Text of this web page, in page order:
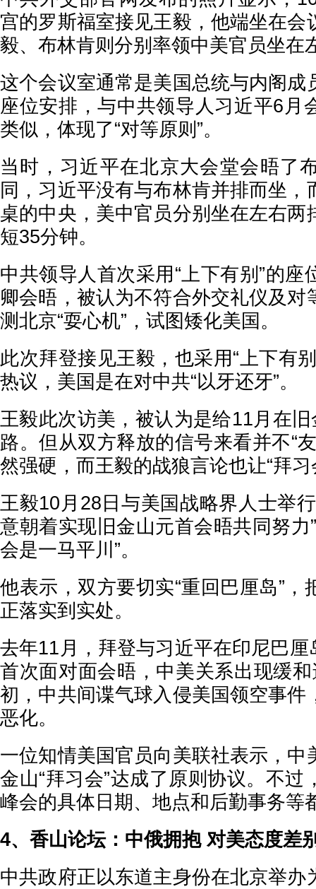
宫的罗斯福室接见王毅，他端坐在会
毅、布林肯则分别率领中美官员坐在
这个会议室通常是美国总统与内阁成
座位安排，与中共领导人习近平6月
类似，体现了“对等原则”。
当时，习近平在北京大会堂会晤了
同，习近平没有与布林肯并排而坐，
桌的中央，美中官员分别坐在左右两
短35分钟。
中共领导人首次采用“上下有别”的座
卿会晤，被认为不符合外交礼仪及对
测北京“耍心机”，试图矮化美国。
此次拜登接见王毅，也采用“上下有
热议，美国是在对中共“以牙还牙”。
王毅此次访美，被认为是给11月在旧
路。但从双方释放的信号来看并不“
然强硬，而王毅的战狼言论也让“拜习
王毅10月28日与美国战略界人士举
意朝着实现旧金山元首会晤共同努力
会是一马平川”。
他表示，双方要切实“重回巴厘岛”，
正落实到实处。
去年11月，拜登与习近平在印尼巴
首次面对面会晤，中美关系出现缓
初，中共间谍气球入侵美国领空事件
恶化。
一位知情美国官员向美联社表示，中
金山“拜习会”达成了原则协议。不过
峰会的具体日期、地点和后勤事务等
4、香山论坛：中俄拥抱 对美态度差
中共政府正以东道主身份在北京举办